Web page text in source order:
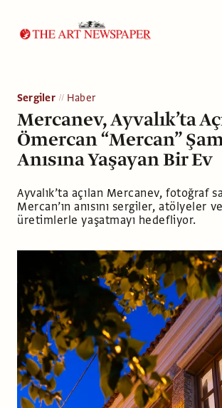
Sergiler Haber
Mercanev, Ayvalık’ta
Ömercan “Mercan”
Anısına Yaşayan Bir Ev
Ayvalık’ta açılan Mercanev, fotoğraf
Mercan’ın anısını sergiler, atölyeler
üretimlerle yaşatmayı hedefliyor.